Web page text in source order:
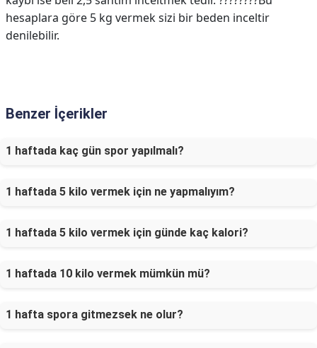
hesaplara göre 5 kg vermek sizi bir beden inceltir
denilebilir.
Benzer İçerikler
1 haftada kaç gün spor yapılmalı?
1 haftada 5 kilo vermek için ne yapmalıyım?
1 haftada 5 kilo vermek için günde kaç kalori?
1 haftada 10 kilo vermek mümkün mü?
1 hafta spora gitmezsek ne olur?